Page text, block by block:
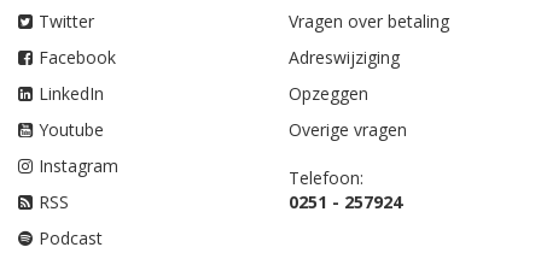
Twitter
Facebook
LinkedIn
Youtube
Instagram
RSS
Podcast
Vragen over betaling
Adreswijziging
Opzeggen
Overige vragen
Telefoon:
0251 - 257924